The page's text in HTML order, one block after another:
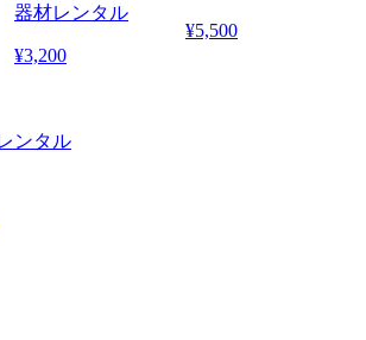
器材レンタル
¥3,200
¥5,500
ンタル